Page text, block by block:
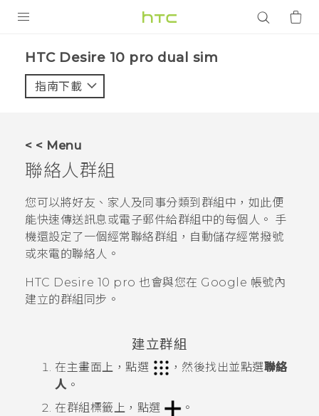
VIVE
應用程式
支援服務
登入
HTC Desire 10 pro dual sim‎
指南下載
< < Menu
聯絡人群組
您可以將好友、家人及同事分類到群組中，如此便
能快速傳送訊息或電子郵件給群組中的每個人。 手
機還設定了一個經常聯絡群組，自動儲存經常撥號
或來電的聯絡人。
HTC Desire 10 pro 也會與您在 Google 帳號內
建立的群組同步。
建立群組
在主畫面上，點選 ，然後找出並點選聯絡
人。
在群組標籤上，點選
。